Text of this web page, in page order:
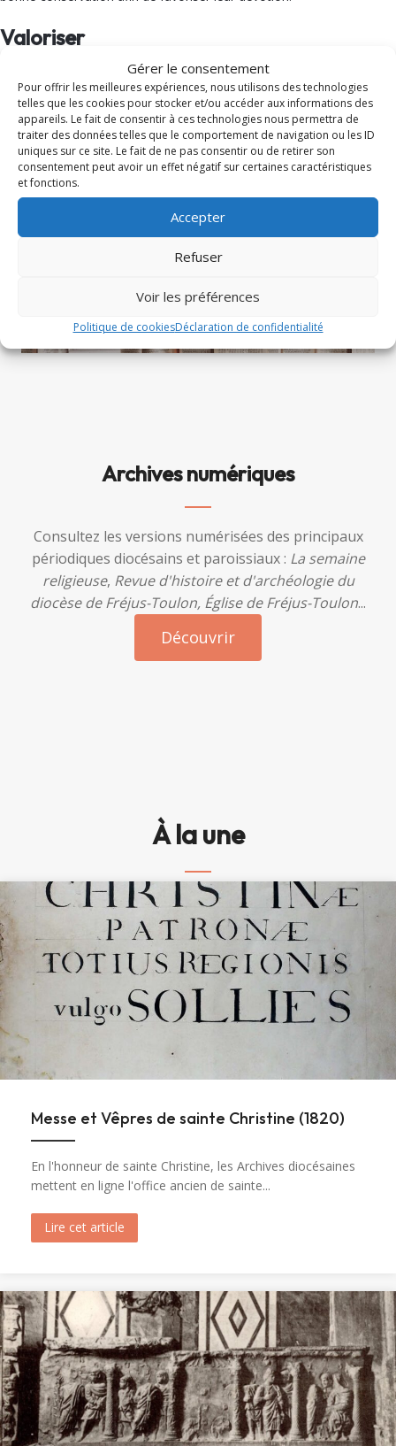
Gérer le consentement
Pour offrir les meilleures expériences, nous utilisons des technologies
telles que les cookies pour stocker et/ou accéder aux informations des
appareils. Le fait de consentir à ces technologies nous permettra de
traiter des données telles que le comportement de navigation ou les ID
uniques sur ce site. Le fait de ne pas consentir ou de retirer son
consentement peut avoir un effet négatif sur certaines caractéristiques
et fonctions.
Accepter
Refuser
Voir les préférences
Politique de cookiesDéclaration de confidentialité
Valoriser
La consultation de ces archives permettant la reconstitution
historique d’une Église particulière et de la société qui lui est
contemporaine, l’Archiviste diocésain communique ses fonds,selon
des règles préalablement établies, afin de contribuer à
l’enrichissement du patrimoine culturel et spirituelainsi qu’au
progrès de la recherche historique.
Il favorise ainsi une collaboration régulière avec les diverses
communautés ecclésiales mais également les institutions et
collectivités publiques, les associations et les particuliers, croyants
ou non.
Archives numériques
Consultez les versions numérisées des principaux
périodiques diocésains et paroissiaux : La semaine
religieuse, Revue d'histoire et d'archéologie du
diocèse de Fréjus-Toulon, Église de Fréjus-Toulon...
Découvrir
À la une
Messe et Vêpres de sainte Christine (1820)
En l'honneur de sainte Christine, les Archives diocésaines
mettent en ligne l'office ancien de sainte...
Lire cet article